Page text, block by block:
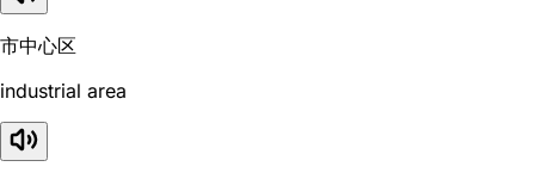
市中心区
industrial area